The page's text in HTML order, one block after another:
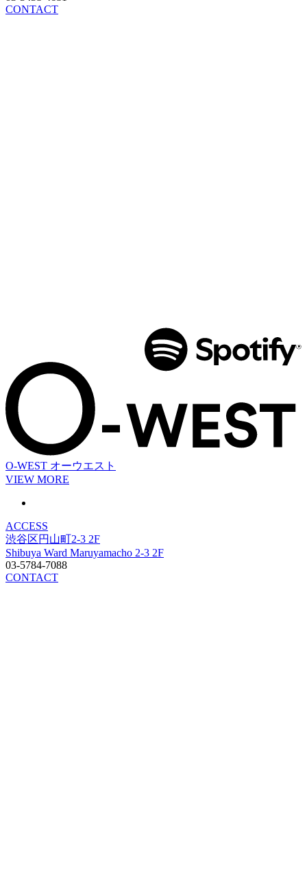
CONTACT
O-WEST オーウエスト
VIEW MORE
ACCESS
渋谷区円山町2-3 2F
Shibuya Ward Maruyamacho 2-3 2F
03-5784-7088
CONTACT